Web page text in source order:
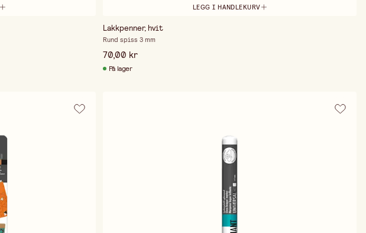
LEGG I HANDLEKURV
Lakkpenner, hvit
Rund spiss 3 mm
70,00 kr
På lager